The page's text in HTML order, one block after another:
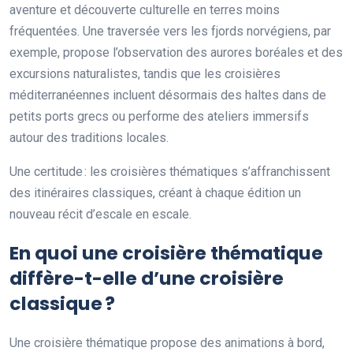
aventure et découverte culturelle en terres moins
fréquentées. Une traversée vers les fjords norvégiens, par
exemple, propose l’observation des aurores boréales et des
excursions naturalistes, tandis que les croisières
méditerranéennes incluent désormais des haltes dans de
petits ports grecs ou performe des ateliers immersifs
autour des traditions locales.
Une certitude : les croisières thématiques s’affranchissent
des itinéraires classiques, créant à chaque édition un
nouveau récit d’escale en escale.
En quoi une croisière thématique
diffère-t-elle d’une croisière
classique ?
Une croisière thématique propose des animations à bord,